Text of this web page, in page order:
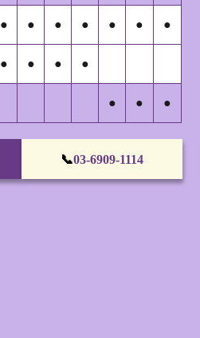
● ● ● ● ● ● ●
● ● ● ●
● ● ●
📞03-6909-1114